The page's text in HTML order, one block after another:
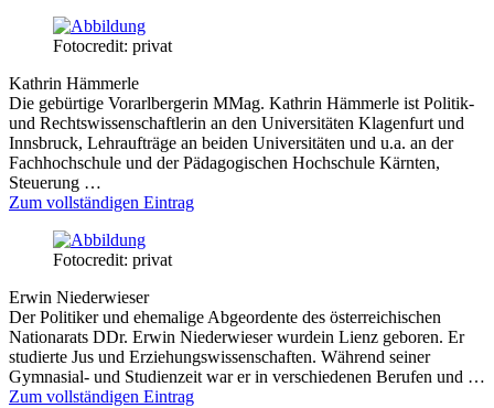
Fotocredit: privat
Kathrin Hämmerle
Die gebürtige Vorarlbergerin MMag. Kathrin Hämmerle ist Politik-
und Rechtswissenschaftlerin an den Universitäten Klagenfurt und
Innsbruck, Lehraufträge an beiden Universitäten und u.a. an der
Fachhochschule und der Pädagogischen Hochschule Kärnten,
Steuerung …
Zum vollständigen Eintrag
Fotocredit: privat
Erwin Niederwieser
Der Politiker und ehemalige Abgeordente des österreichischen
Nationarats DDr. Erwin Niederwieser wurdein Lienz geboren. Er
studierte Jus und Erziehungswissenschaften. Während seiner
Gymnasial- und Studienzeit war er in verschiedenen Berufen und …
Zum vollständigen Eintrag